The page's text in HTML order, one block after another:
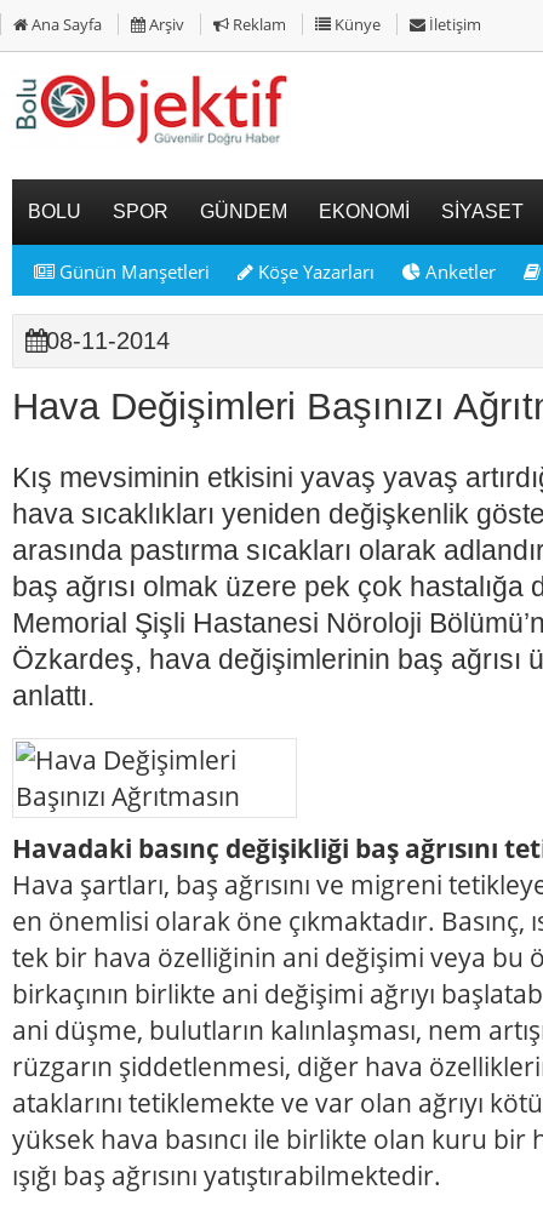
Ana Sayfa Arşiv Reklam Künye İletişim
BOLU SPOR GÜNDEM EKONOMİ SİYASET
Günün Manşetleri Köşe Yazarları Anketler
08-11-2014
Hava Değişimleri Başınızı
Kış mevsiminin etkisini yavaş yavaş
hava sıcaklıkları yeniden değişkenlik
arasında pastırma sıcakları olarak
baş ağrısı olmak üzere pek çok hastalığa
Memorial Şişli Hastanesi Nöroloji
Özkardeş, hava değişimlerinin baş ağrısı
anlattı.
Havadaki basınç değişikliği baş ağrısını
Hava şartları, baş ağrısını ve migreni
en önemlisi olarak öne çıkmaktadır. Basınç,
tek bir hava özelliğinin ani değişimi veya bu
birkaçının birlikte ani değişimi ağrıyı
ani düşme, bulutların kalınlaşması, nem
rüzgarın şiddetlenmesi, diğer hava
ataklarını tetiklemekte ve var olan ağrıyı
yüksek hava basıncı ile birlikte olan kuru bir
ışığı baş ağrısını yatıştırabilmektedir.